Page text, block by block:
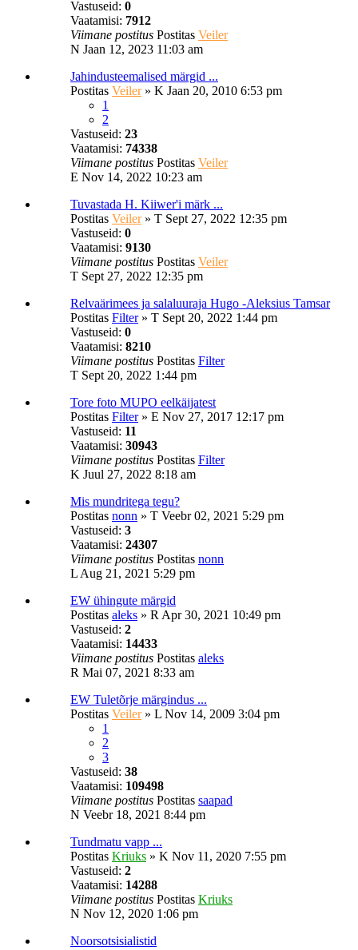
Vastuseid: 0
Vaatamisi: 7912
Viimane postitus Postitas Veiler
N Jaan 12, 2023 11:03 am
Jahindusteemalised märgid ...
Postitas Veiler» K Jaan 20, 2010 6:53 pm
1
2
Vastuseid: 23
Vaatamisi: 74338
Viimane postitus Postitas Veiler
E Nov 14, 2022 10:23 am
Tuvastada H. Kiiwer'i märk ...
Postitas Veiler» T Sept 27, 2022 12:35 pm
Vastuseid: 0
Vaatamisi: 9130
Viimane postitus Postitas Veiler
T Sept 27, 2022 12:35 pm
Relvaärimees ja salaluuraja Hugo -Aleksius Tamsar
Postitas Filter» T Sept 20, 2022 1:44 pm
Vastuseid: 0
Vaatamisi: 8210
Viimane postitus Postitas Filter
T Sept 20, 2022 1:44 pm
Tore foto MUPO eelkäijatest
Postitas Filter» E Nov 27, 2017 12:17 pm
Vastuseid: 11
Vaatamisi: 30943
Viimane postitus Postitas Filter
K Juul 27, 2022 8:18 am
Mis mundritega tegu?
Postitas nonn » T Veebr 02, 2021 5:29 pm
Vastuseid: 3
Vaatamisi: 24307
Viimane postitus Postitas nonn
L Aug 21, 2021 5:29 pm
EW ühingute märgid
Postitas aleks » R Apr 30, 2021 10:49 pm
Vastuseid: 2
Vaatamisi: 14433
Viimane postitus Postitas aleks
R Mai 07, 2021 8:33 am
EW Tuletõrje märgindus ...
Postitas Veiler» L Nov 14, 2009 3:04 pm
1
2
3
Vastuseid: 38
Vaatamisi: 109498
Viimane postitus Postitas saapad
N Veebr 18, 2021 8:44 pm
Tundmatu vapp ...
Postitas Kriuks » K Nov 11, 2020 7:55 pm
Vastuseid: 2
Vaatamisi: 14288
Viimane postitus Postitas Kriuks
N Nov 12, 2020 1:06 pm
Noorsotsisialistid